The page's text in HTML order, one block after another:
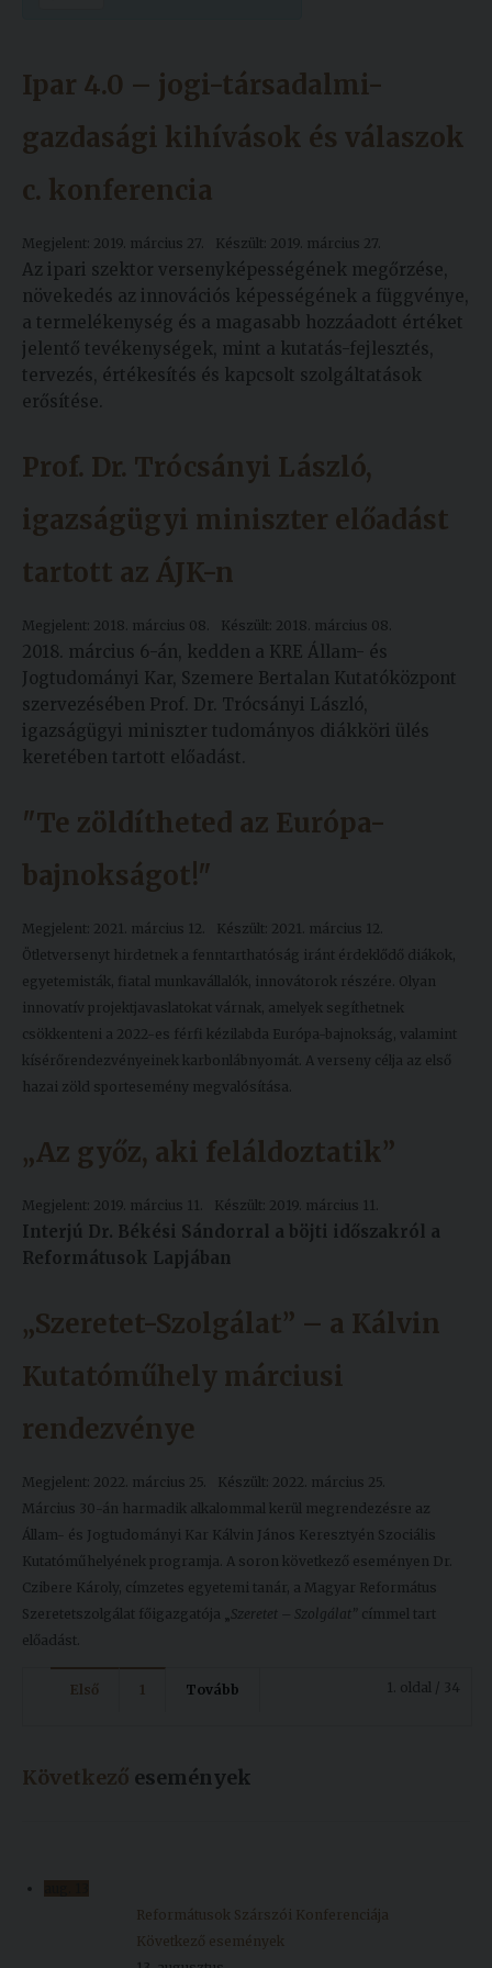
Szolgáltatásaink
Egyetemi
Lelkészség
Események
Sajtó
Junior
Akadémia
Ipar 4.0 – jogi-társadalmi-
gazdasági kihívások és válaszok
c. konferencia
Megjelent: 2019. március 27. Készült: 2019. március 27.
Az ipari szektor versenyképességének megőrzése,
növekedés az innovációs képességének a függvénye,
a termelékenység és a magasabb hozzáadott értéket
jelentő tevékenységek, mint a kutatás-fejlesztés,
tervezés, értékesítés és kapcsolt szolgáltatások
erősítése.
Prof. Dr. Trócsányi László,
igazságügyi miniszter előadást
tartott az ÁJK-n
Megjelent: 2018. március 08. Készült: 2018. március 08.
2018. március 6-án, kedden a KRE Állam- és
Jogtudományi Kar, Szemere Bertalan Kutatóközpont
szervezésében Prof. Dr. Trócsányi László,
igazságügyi miniszter tudományos diákköri ülés
keretében tartott előadást.
"Te zöldítheted az Európa-
bajnokságot!"
Megjelent: 2021. március 12.
Készült: 2021. március 12.
Ötletversenyt hirdetnek a fenntarthatóság iránt érdeklődő diákok,
egyetemisták, fiatal munkavállalók, innovátorok részére. Olyan
innovatív projektjavaslatokat várnak, amelyek segíthetnek
csökkenteni a 2022-es férfi kézilabda Európa-bajnokság, valamint
kísérőrendezvényeinek karbonlábnyomát. A verseny célja az első
hazai zöld sportesemény megvalósítása.
„Az győz, aki feláldoztatik”
Megjelent: 2019. március 11. Készült: 2019. március 11.
Interjú Dr. Békési Sándorral a böjti időszakról a
Reformátusok Lapjában
„Szeretet-Szolgálat” – a Kálvin
Kutatóműhely márciusi
rendezvénye
Megjelent: 2022. március 25.
Készült: 2022. március 25.
Március 30-án harmadik alkalommal kerül megrendezésre az
Állam- és Jogtudományi Kar Kálvin János Keresztyén Szociális
Kutatóműhelyének programja. A soron következő eseményen Dr.
Czibere Károly, címzetes egyetemi tanár, a Magyar Református
Szeretetszolgálat főigazgatója „ Szeretet – Szolgálat” címmel tart
előadást.
1. oldal / 34
Első 1 Tovább
Következő események
Reformátusok Szárszói Konferenciája
Következő események